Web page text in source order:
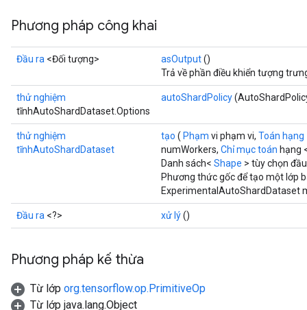
Phương pháp công khai
Đầu ra <Đối tượng> asOutput()
Trả về phần điều khiển tượng
thử nghiệm
tĩnhAutoShardDataset.Options
autoShardPolicy
thử nghiệm
tĩnhAutoShardDataset
tạo ( Phạm vi phạm vi, Toán hạng
numWorkers, Chỉ mục toán hạng
Danh sách< Shape > tùy chọn
Phương thức gốc để tạo một lớp
ExperimentalAutoShardDataset
Đầu ra <?> xử lý()
Phương pháp kế thừa
Từ lớp org.tensorflow.op.PrimitiveOp
Từ lớp java.lang.Object